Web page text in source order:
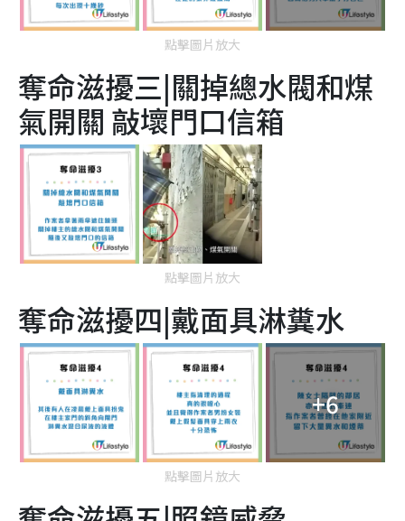
點擊圖片放大
奪命滋擾三|關掉總水閥和煤
氣開關 敲壞門口信箱
點擊圖片放大
奪命滋擾四|戴面具淋糞水
+6
點擊圖片放大